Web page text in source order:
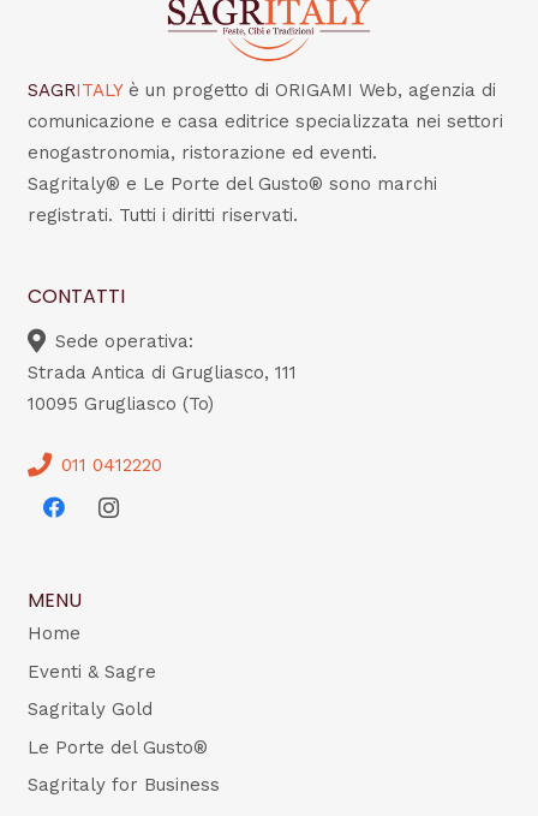
SAGRITALY è un progetto di ORIGAMI Web, agenzia di
comunicazione e casa editrice specializzata nei settori
enogastronomia, ristorazione ed eventi.
Sagritaly® e Le Porte del Gusto® sono marchi
registrati. Tutti i diritti riservati.
CONTATTI
Sede operativa:
Strada Antica di Grugliasco, 111
10095 Grugliasco (To)
011 0412220
MENU
Home
Eventi & Sagre
Sagritaly Gold
Le Porte del Gusto®
Sagritaly for Business